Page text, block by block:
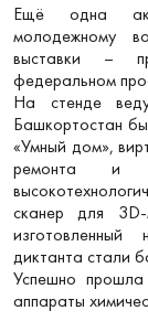
Ещё одна
молодежному
выставки –
федеральном
На стенде
Башкортостан
«Умный дом»,
ремонта и
сканер для 3D-
диктанта стали
Успешно
аппараты